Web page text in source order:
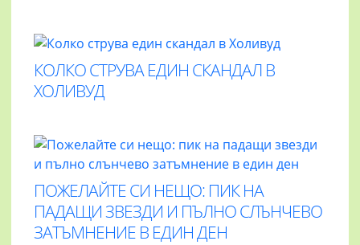
КОЛКО СТРУВА ЕДИН СКАНДАЛ В
ХОЛИВУД
ПОЖЕЛАЙТЕ СИ НЕЩО: ПИК НА
ПАДАЩИ ЗВЕЗДИ И ПЪЛНО СЛЪНЧЕВО
ЗАТЪМНЕНИЕ В ЕДИН ДЕН